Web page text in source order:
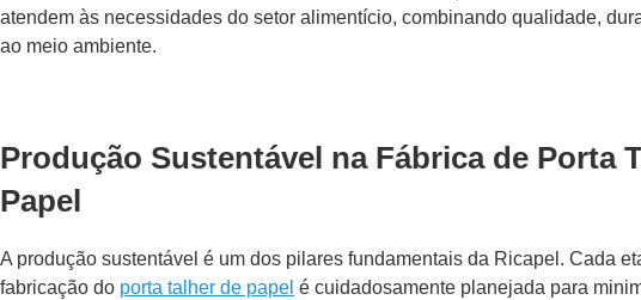
atendem às necessidades do setor alimentício, combinando qualidade,
ao meio ambiente.
Produção Sustentável na Fábrica de Porta
Papel
A produção sustentável é um dos pilares fundamentais da Ricapel. Cada
fabricação do porta talher de papel é cuidadosamente planejada para